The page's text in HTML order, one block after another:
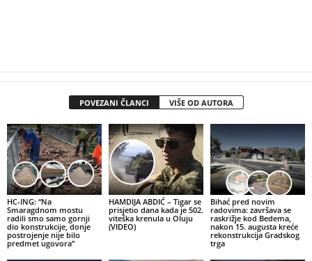
POVEZANI ČLANCI VIŠE OD AUTORA
HC-ING: “Na
Smaragdnom mostu
radili smo samo gornji
dio konstrukcije, donje
postrojenje nije bilo
predmet ugovora”
HAMDIJA ABDIĆ – Tigar se
prisjetio dana kada je 502.
viteška krenula u Oluju
(VIDEO)
Bihać pred novim
radovima: završava se
raskrižje kod Bedema,
nakon 15. augusta kreće
rekonstrukcija Gradskog
trga